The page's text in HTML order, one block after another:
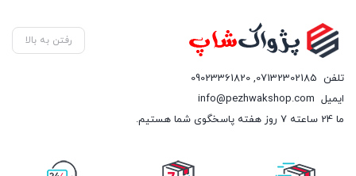
رفتن به بالا
تلفن 07132302185
,
09023361820
ایمیل info@pezhwakshop.com
ما 24 ساعته 7 روز هفته پاسخگوی شما هستیم.